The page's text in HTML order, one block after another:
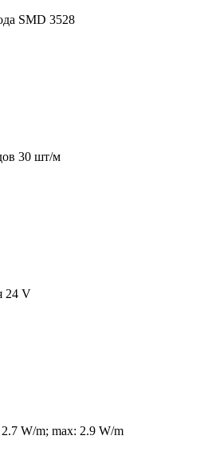
SMD 3528
30 шт/м
24 V
W/m; max: 2.9 W/m